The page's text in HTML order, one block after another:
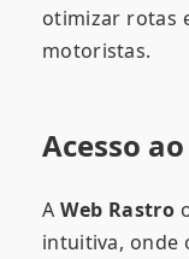
otimizar rotas
motoristas.
Acesso
AWeb Rastro
intuitiva, onde